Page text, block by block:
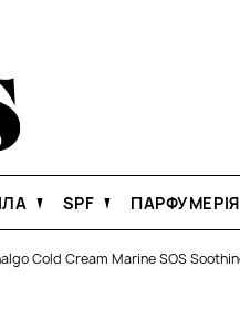
SPF ПАРФУМЕРІЯ
Cold Cream Marine SOS